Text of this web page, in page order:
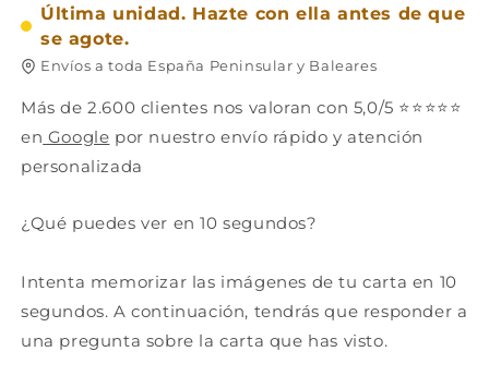
1
jugador
-
años
-
10
1
-
años
-
Última unidad. Hazte con ella antes de que
se agote.
Envíos a toda España Peninsular y Baleares
Más de 2.600 clientes nos valoran con 5,0/5 ⭐⭐⭐⭐⭐
en Google por nuestro envío rápido y atención
personalizada
¿Qué puedes ver en 10 segundos?
Intenta memorizar las imágenes de tu carta en 10
segundos. A continuación, tendrás que responder a
una pregunta sobre la carta que has visto.